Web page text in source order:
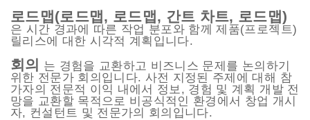
로드맵(로드맵, 로드맵, 간트 차트, 로드맵)
은 시간 경과에 따른 작업 분포와 함께 제품(프로젝트)
릴리스에 대한 시각적 계획입니다.
회의
는 경험을 교환하고 비즈니스 문제를 논의하기
위한 전문가 회의입니다. 사전 지정된 주제에 대해 참
가자의 전문적 이익 내에서 정보, 경험 및 계획 개발 전
망을 교환할 목적으로 비공식적인 환경에서 창업 개시
자, 컨설턴트 및 전문가의 회의입니다.